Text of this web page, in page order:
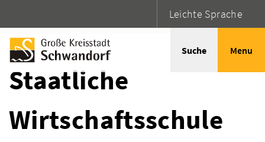
Leichte Sprache
Suche Menu
Staatliche
Wirtschaftsschule